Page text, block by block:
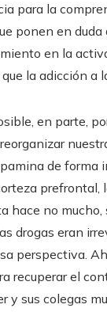
para la
ponen en duda
en la
la adicción a
en parte,
de forma
hace no
drogas eran
perspectiva.
recuperar el
y sus colegas